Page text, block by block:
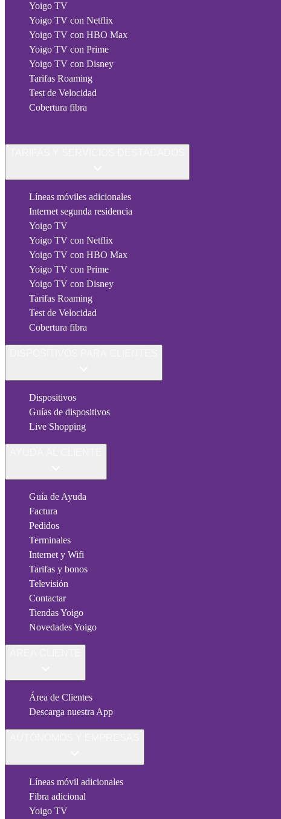
Yoigo TV
Yoigo TV con Netflix
Yoigo TV con HBO Max
Yoigo TV con Prime
Yoigo TV con Disney
Tarifas Roaming
Test de Velocidad
Cobertura fibra
Líneas móviles adicionales
Internet segunda residencia
Yoigo TV
Yoigo TV con Netflix
Yoigo TV con HBO Max
Yoigo TV con Prime
Yoigo TV con Disney
Tarifas Roaming
Test de Velocidad
Cobertura fibra
Dispositivos
Guías de dispositivos
Live Shopping
Guía de Ayuda
Factura
Pedidos
Terminales
Internet y Wifi
Tarifas y bonos
Televisión
Contactar
Tiendas Yoigo
Novedades Yoigo
Área de Clientes
Descarga nuestra App
Líneas móvil adicionales
Fibra adicional
Yoigo TV